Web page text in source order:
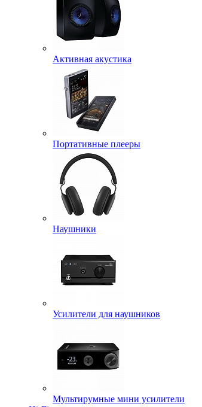
Активная акустика
Портативные плееры
Наушники
Усилители для наушников
Мультирумные мини усилители